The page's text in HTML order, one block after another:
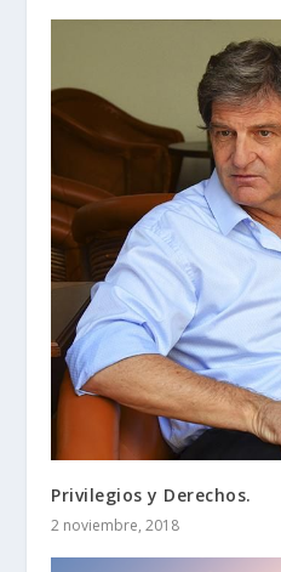
Privilegios y Derechos.
2 noviembre, 2018